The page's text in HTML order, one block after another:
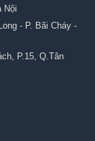
Nội
- P. Bãi Cháy -
P.15, Q.Tân